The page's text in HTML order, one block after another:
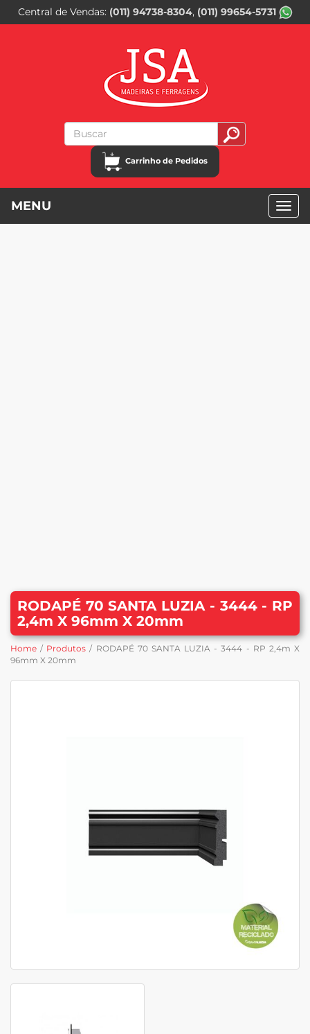
Central de Vendas (011) 94738-8304 (011) 99654-5731
Carrinho de Pedidos
MENU
RODAPÉ 70 SANTA LUZIA - 3444 - RP
2,4m X 96mm X 20mm
Home / Produtos / RODAPÉ 70 SANTA LUZIA - 3444 - RP 2,4m X
96mm X 20mm